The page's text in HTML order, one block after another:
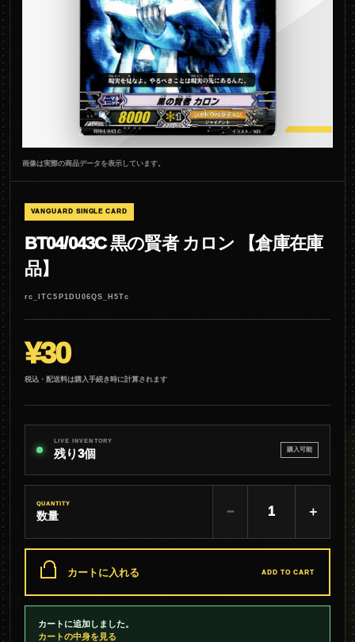
画像は実際の商品データを表示しています。
VANGUARD SINGLE CARD
BT04/043C 黒の賢者 カロン 【倉庫在庫
品】
rc_ITC5P1DU06QS_H5Tc
¥30
税込・配送料は購入手続き時に計算されます
LIVE INVENTORY
残り3個 購入可能
QUANTITY
数量 − ＋
カートに入れる ADD TO CART
カートに追加しました。
カートの中身を見る